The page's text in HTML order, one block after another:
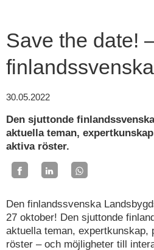
Save the date!
30.05.2022
Den sjuttonde
aktuella teman,
aktiva röster.
Den finlandssvenska
27 oktober! Den sjuttonde
aktuella teman,
röster – och möjligheter till